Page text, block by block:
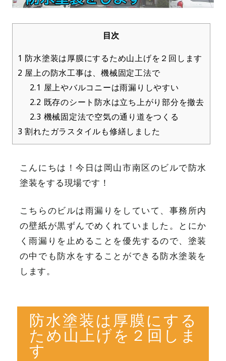
目次
1 防水塗装は厚膜にするため山上げを２回します
2 屋上の防水工事は、機械固定工法で
2.1 屋上やバルコニーは雨漏りしやすい
2.2 既存のシート防水は立ち上がり部分を撤去
2.3 機械固定法で空気の通り道をつくる
3 割れたガラスタイルも修繕しました
こんにちは！今日は岡山市南区のビルで防水
塗装をする現場です！
こちらのビルは雨漏りをしていて、事務所内
の壁紙が黒ずんでめくれていました。とにか
く雨漏りを止めることを優先するので、塗装
の中でも防水をすることができる防水塗装を
します。
防水塗装は厚膜にする
ため山上げを２回しま
す